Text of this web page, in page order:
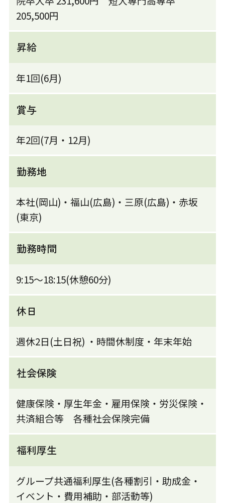
205,500円
昇給
年1回(6月)
賞与
年2回(7月・12月)
勤務地
本社(岡山)・福山(広島)・三原(広島)・赤坂
(東京)
勤務時間
9:15～18:15(休憩60分)
休日
週休2日(土日祝) ・時間休制度・年末年始
社会保険
健康保険・厚生年金・雇用保険・労災保険・
共済組合等 各種社会保険完備
福利厚生
グループ共通福利厚生(各種割引・助成金・
イベント・費用補助・部活動等)